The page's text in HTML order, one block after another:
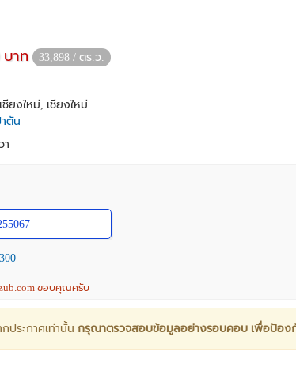
บาท 33,898 / ตร.ว.
ชียงใหม่, เชียงใหม่
ตัน
า
ขอบคุณครับ
ประกาศเท่านั้น กรุณาตรวจสอบข้อมูลอย่างรอบคอบ เพื่อป้อง